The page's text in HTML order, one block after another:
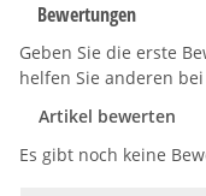
Bewertungen
Geben Sie die erste
helfen Sie anderen
Artikel bewerten
Es gibt noch keine